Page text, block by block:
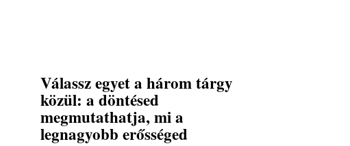
Válassz egyet a három tárgy
közül: a döntésed
megmutathatja, mi a
legnagyobb erősséged